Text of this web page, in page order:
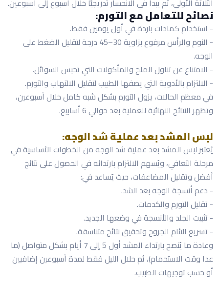
نصائح للتعامل مع التورم:
- استخدام كمادات باردة في أول يومين فقط.
- النوم والرأس مرفوع بزاوية 30–45 درجة لتقليل الضغط على
الوجه.
- الامتناع عن تناول الملح والمأكولات التي تحبس السوائل.
- الالتزام بالأدوية التي يصفها الطبيب لتقليل الالتهاب والتورم.
في معظم الحالات، يزول التورم بشكل شبه كامل خلال أسبوعين،
وتظهر النتائج النهائية للعملية بعد حوالي 6 أسابيع.
لبس المشد بعد عملية شد الوجه:
يُعتبر لبس المشد بعد عملية شد الوجه من الخطوات الأساسية في
مرحلة التعافي، ويُسهم الالتزام بارتدائه في الحصول على نتائج
أفضل وتقليل المضاعفات، حيث يُساعد في:
- دعم أنسجة الوجه بعد الشد.
- تقليل التورم والكدمات.
- تثبيت الجلد والأنسجة في وضعها الجديد.
- تسريع التئام الجروح وتحقيق نتائج متناسقة.
وعادة ما يُنصح بارتداء المشد أول 5 إلى 7 أيام بشكل متواصل (ما
عدا وقت الاستحمام)، ثم خلال الليل فقط لمدة أسبوعين إضافيين
أو حسب توجيهات الطبيب.